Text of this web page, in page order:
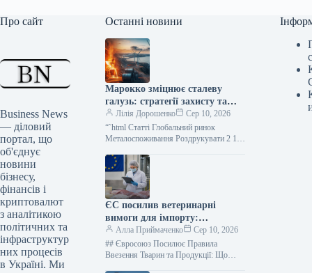
Про сайт
Business News
— діловий
портал, що
об'єднує
новини
бізнесу,
фінансів і
криптовалют
з аналітикою
політичних та
інфраструктур
них процесів
в Україні. Ми
Останні новини
Марокко зміцнює сталеву
галузь: стратегії захисту та
розвитку
Лілія Дорошенко
Сер 10, 2026
“`html Статті Глобальний ринок
Металоспоживання Роздрукувати 2 10
стратегії захисту та прогнози
споживання сталі до 2027…
ЄС посилив ветеринарні
вимоги для імпорту:
українських експортерів
чекають нові правила
Алла Приймаченко
Сер 10, 2026
## Євросоюз Посилює Правила
Ввезення Тварин та Продукції: Що